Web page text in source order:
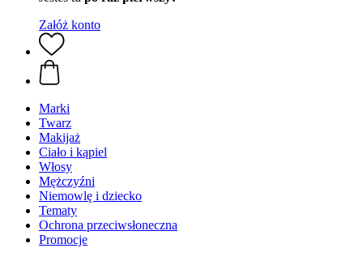
Załóż konto
Marki
Twarz
Makijaż
Ciało i kąpiel
Włosy
Mężczyźni
Niemowlę i dziecko
Tematy
Ochrona przeciwsłoneczna
Promocje